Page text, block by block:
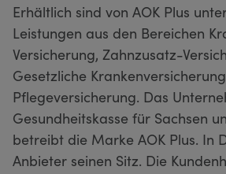
Erhältlich sind von AOK Plus
Leistungen aus den Bereichen
Versicherung, Zahnzusatz-
Gesetzliche
Pflegeversicherung. Das
Gesundheitskasse für Sachsen
betreibt die Marke AOK Plus. In
Anbieter seinen Sitz. Die